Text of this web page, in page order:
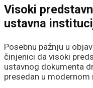
Visoki
ustavna
Posebnu pažnju u
činjenici da visoki
ustavnog dokumenta
presedan u